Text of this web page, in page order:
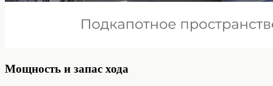
Мощность и запас хода